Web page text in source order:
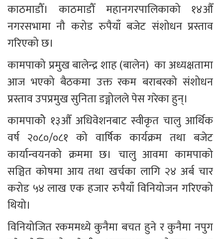
काठमाडौँ। काठमाडौँ महानगरपालिकाको १४औँ
नगरसभामा नौ करोड रुपैयाँ बजेट संशोधन प्रस्ताव
गरिएको छ।
कामपाको प्रमुख बालेन्द्र शाह (बालेन)  का अध्यक्षतामा
आज भएको बैठकमा उक्त रकम बराबरको संशोधन
प्रस्ताव उपप्रमुख सुनिता डङ्गोलले पेस गरेका हुन्।
कामपाकोे १३औँ अधिवेशनबाट स्वीकृत चालु आर्थिक
वर्ष २०८०/०८१ को वार्षिक कार्यक्रम तथा बजेट
कार्यान्वयनको क्रममा छ। चालु आवमा कामपाको
सञ्चित कोषमा आय तथा खर्चका लागि २४ अर्ब चार
करोड ५४ लाख एक हजार रुपैयाँ विनियोजन गरिएको
थियो।
विनियोजित रकममध्ये कुनैमा बचत हुने र कुनैमा नपुग